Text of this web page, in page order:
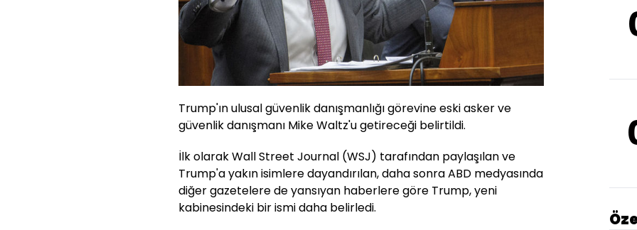
Trump'ın ulusal güvenlik danışmanlığı görevine eski asker ve
güvenlik danışmanı Mike Waltz'u getireceği belirtildi.
İlk olarak Wall Street Journal (WSJ) tarafından paylaşılan ve
Trump'a yakın isimlere dayandırılan, daha sonra ABD medyasında
diğer gazetelere de yansıyan haberlere göre Trump, yeni
kabinesindeki bir ismi daha belirledi.